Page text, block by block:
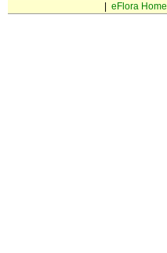
eFlora Home